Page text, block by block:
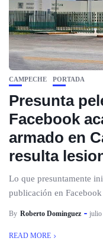
CAMPECHE PORTADA
Presunta
Facebook
armado en
resulta
Lo que presuntamente
publicación en
By Roberto Dominguez julio
READ MORE